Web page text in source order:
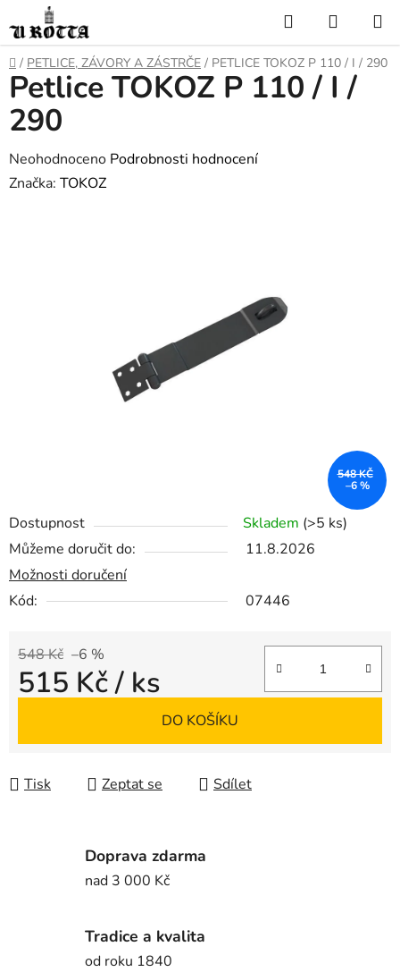
na
obsah
Hledat
KOŠÍK
DOMŮ
/ PETLICE, ZÁVORY A ZÁSTRČE / PETLICE TOKOZ P 110 / I / 290
Dostupnost Skladem (>5 ks)
Můžeme doručit do:
11.8.2026
Možnosti doručení
Kód:
07446
548 Kč –6 %
515 Kč/ ks
DO KOŠÍKU
Tisk Zeptat se Sdílet
Petlice TOKOZ P 110 / I /
290
Průměrné
hodnocení
Neohodnoceno Podrobnosti hodnocení
Značka: TOKOZ
548 KČ
–6 %
Doprava zdarma
nad 3 000 Kč
Tradice a kvalita
od roku 1840